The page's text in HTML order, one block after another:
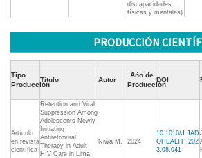
discapacidades
físicas y mentales)
PRODUCCIÓN
Tipo
Producción
Título Autor
Año de
Producción
DOI
Artículo
en revista
científica
Retention and Viral
Suppression Among
Adolescents Newly
Initiating
Antiretroviral
Therapy in Adult
HIV Care in Lima,
Niwa M. 2024
10.1016/J.JAD
OHEALTH.202
3.08.041